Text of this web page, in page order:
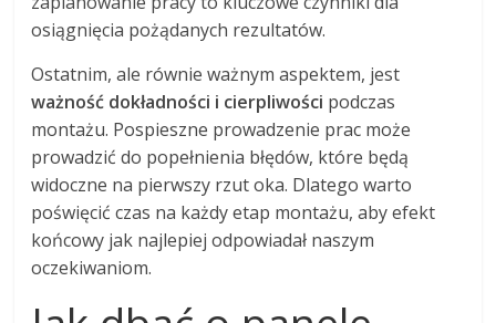
osiągnięcia pożądanych rezultatów.
Ostatnim, ale równie ważnym aspektem, jest
ważność dokładności i cierpliwości podczas
montażu. Pospieszne prowadzenie prac może
prowadzić do popełnienia błędów, które będą
widoczne na pierwszy rzut oka. Dlatego warto
poświęcić czas na każdy etap montażu, aby efekt
końcowy jak najlepiej odpowiadał naszym
oczekiwaniom.